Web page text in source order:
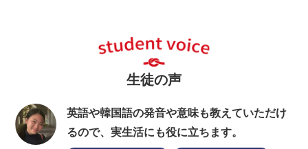
生徒の声
英語や韓国語の発音や意味も教えていただけ
るので、実生活にも役に立ちます。